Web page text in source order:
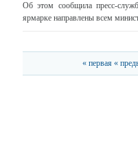
Об этом сообщила пресс-
ярмарке направлены всем
« первая «